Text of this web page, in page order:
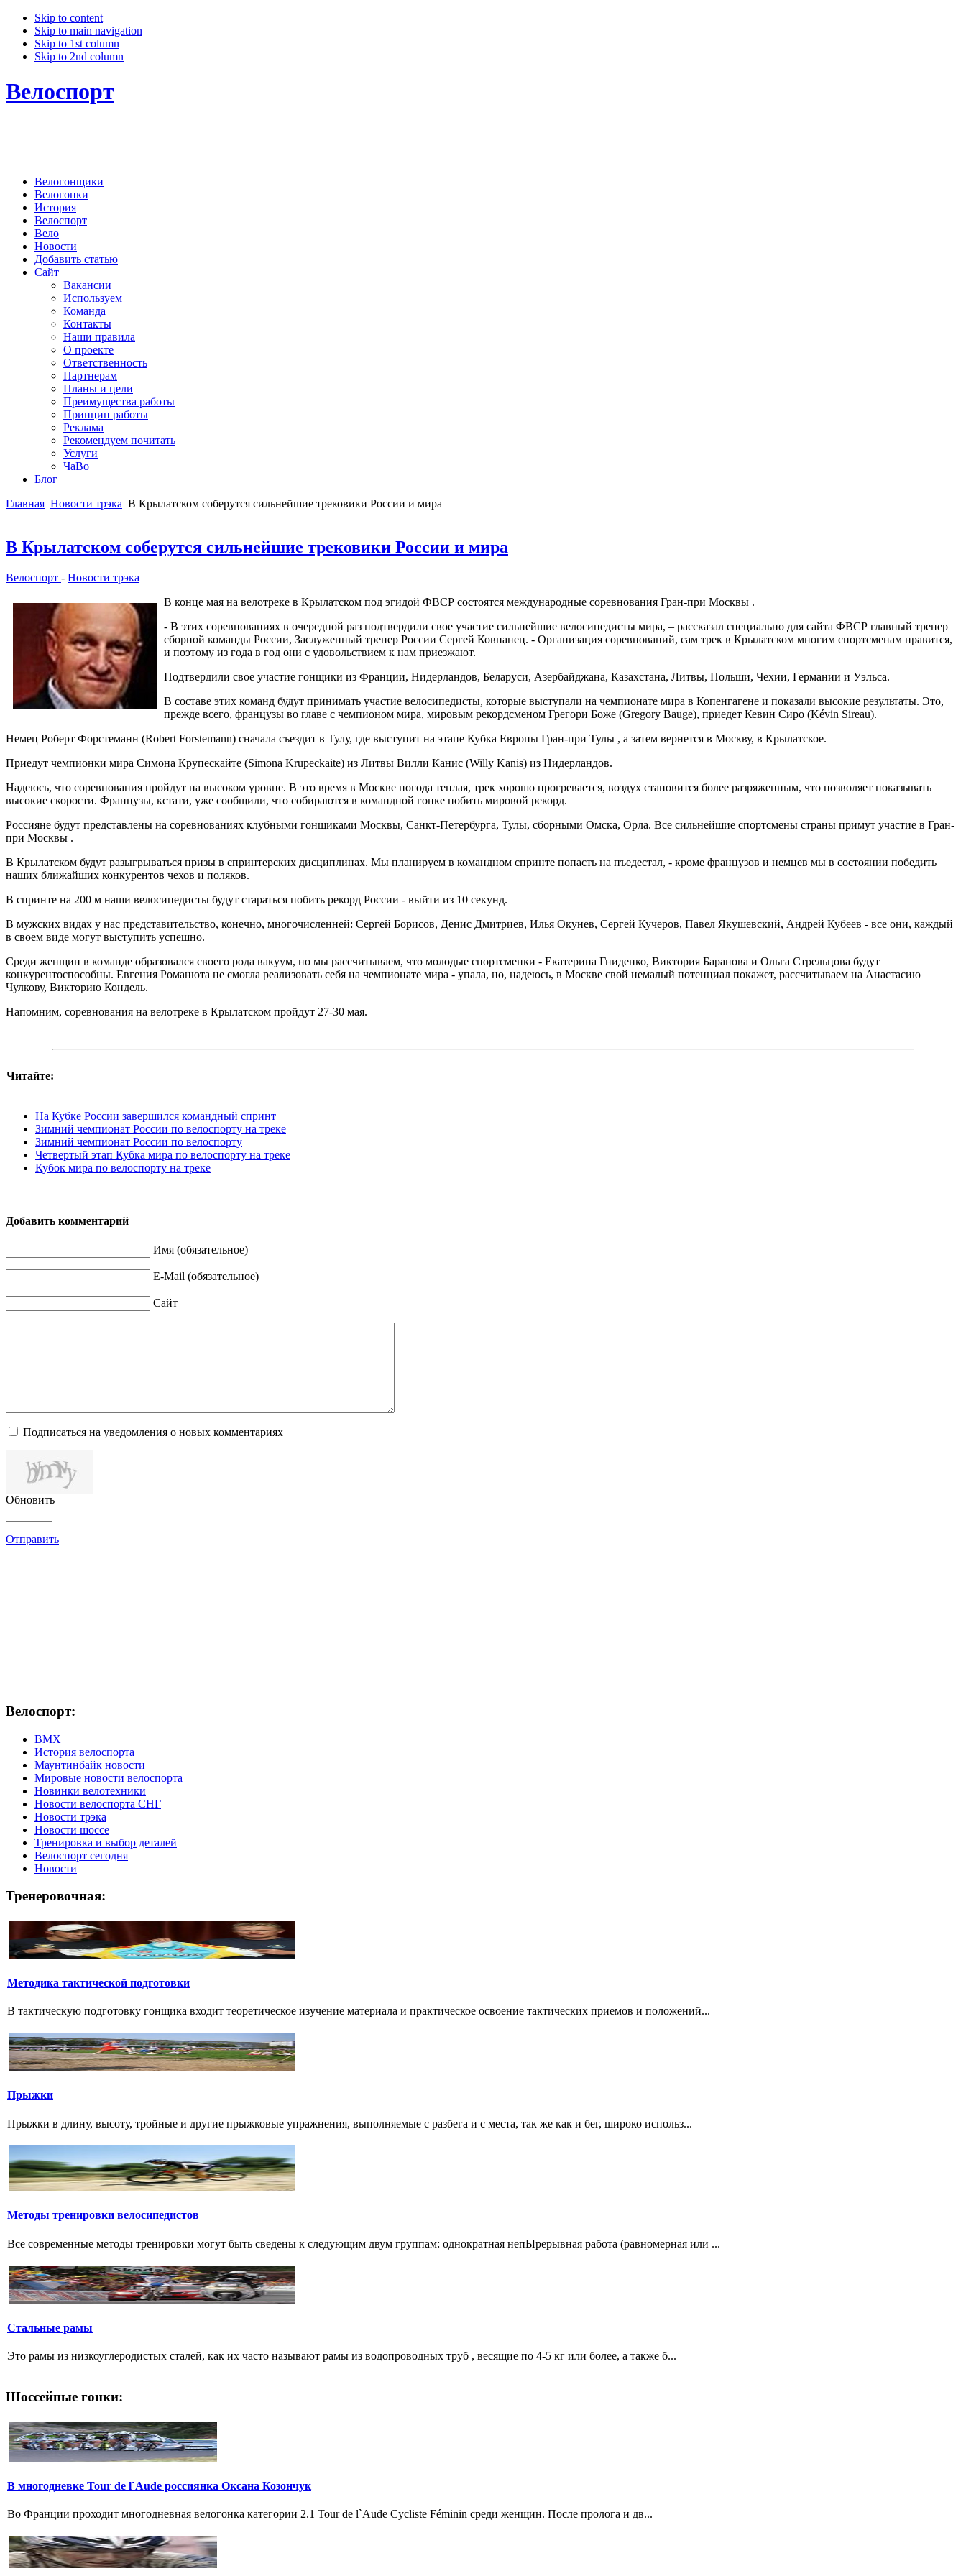
Skip to content
Skip to main navigation
Skip to 1st column
Skip to 2nd column
Велоспорт
Велогонщики
Велогонки
История
Велоспорт
Вело
Новости
Добавить статью
Сайт
Вакансии
Используем
Команда
Контакты
Наши правила
О проекте
Ответственность
Партнерам
Планы и цели
Преимущества работы
Принцип работы
Реклама
Рекомендуем почитать
Услуги
ЧаВо
Блог
Главная Новости трэка В Крылатском соберутся сильнейшие трековики России и мира
В Крылатском соберутся сильнейшие трековики России и мира
Велоспорт - Новости трэка
В конце мая на велотреке в Крылатском под эгидой ФВСР состоятся международные соревнования Гран-при Москвы .
- В этих соревнованиях в очередной раз подтвердили свое участие сильнейшие велосипедисты мира, – рассказал специально для сайта ФВСР главный тренер
сборной команды России, Заслуженный тренер России Сергей Ковпанец. - Организация соревнований, сам трек в Крылатском многим спортсменам нравится,
и поэтому из года в год они с удовольствием к нам приезжают.
Подтвердили свое участие гонщики из Франции, Нидерландов, Беларуси, Азербайджана, Казахстана, Литвы, Польши, Чехии, Германии и Уэльса.
В составе этих команд будут принимать участие велосипедисты, которые выступали на чемпионате мира в Копенгагене и показали высокие результаты. Это,
прежде всего, французы во главе с чемпионом мира, мировым рекордсменом Грегори Боже (Gregory Bauge), приедет Кевин Сиро (Kévin Sireau).
Немец Роберт Форстеманн (Robert Forstemann) сначала съездит в Тулу, где выступит на этапе Кубка Европы Гран-при Тулы , а затем вернется в Москву, в Крылатское.
Приедут чемпионки мира Симона Крупескайте (Simona Krupeckaite) из Литвы Вилли Канис (Willy Kanis) из Нидерландов.
Надеюсь, что соревнования пройдут на высоком уровне. В это время в Москве погода теплая, трек хорошо прогревается, воздух становится более разряженным, что позволяет показывать
высокие скорости. Французы, кстати, уже сообщили, что собираются в командной гонке побить мировой рекорд.
Россияне будут представлены на соревнованиях клубными гонщиками Москвы, Санкт-Петербурга, Тулы, сборными Омска, Орла. Все сильнейшие спортсмены страны примут участие в Гран-
при Москвы .
В Крылатском будут разыгрываться призы в спринтерских дисциплинах. Мы планируем в командном спринте попасть на пъедестал, - кроме французов и немцев мы в состоянии победить
наших ближайших конкурентов чехов и поляков.
В спринте на 200 м наши велосипедисты будут стараться побить рекорд России - выйти из 10 секунд.
В мужских видах у нас представительство, конечно, многочисленней: Сергей Борисов, Денис Дмитриев, Илья Окунев, Сергей Кучеров, Павел Якушевский, Андрей Кубеев - все они, каждый
в своем виде могут выступить успешно.
Среди женщин в команде образовался своего рода вакуум, но мы рассчитываем, что молодые спортсменки - Екатерина Гниденко, Виктория Баранова и Ольга Стрельцова будут
конкурентоспособны. Евгения Романюта не смогла реализовать себя на чемпионате мира - упала, но, надеюсь, в Москве свой немалый потенциал покажет, рассчитываем на Анастасию
Чулкову, Викторию Кондель.
Напомним, соревнования на велотреке в Крылатском пройдут 27-30 мая.
Читайте:
На Кубке России завершился командный спринт
Зимний чемпионат России по велоспорту на треке
Зимний чемпионат России по велоспорту
Четвертый этап Кубка мира по велоспорту на треке
Кубок мира по велоспорту на треке
Добавить комментарий
Имя (обязательное)
E-Mail (обязательное)
Сайт
Подписаться на уведомления о новых комментариях
Обновить
Отправить
Велоспорт:
ВМХ
История велоспорта
Маунтинбайк новости
Мировые новости велоспорта
Новинки велотехники
Новости велоспорта СНГ
Новости трэка
Новости шоссе
Тренировка и выбор деталей
Велоспорт сегодня
Новости
Тренеровочная:
Методика тактической подготовки
В тактическую подготовку гонщика входит теоретическое изучение материала и практическое освоение тактических приемов и положений...
Прыжки
Прыжки в длину, высоту, тройные и другие прыжковые упражнения, выполняемые с разбега и с места, так же как и бег, широко использ...
Методы тренировки велосипедистов
Все современные методы тренировки могут быть сведены к следующим двум группам: однократная непЫрерывная работа (равномерная или ...
Стальные рамы
Это рамы из низкоуглеродистых сталей, как их часто называют рамы из водопроводных труб , весящие по 4-5 кг или более, а также б...
Шоссейные гонки:
В многодневке Tour de l`Aude россиянка Оксана Козончук
Во Франции проходит многодневная велогонка категории 2.1 Tour de l`Aude Cycliste Féminin среди женщин. После пролога и дв...